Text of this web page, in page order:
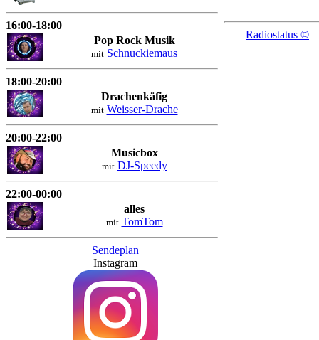
16:00-18:00
Pop Rock Musik
mit Schnuckiemaus
18:00-20:00
Drachenkäfig
mit Weisser-Drache
20:00-22:00
Musicbox
mit DJ-Speedy
22:00-00:00
alles
mit TomTom
Sendeplan
Instagram
Radiostatus ©